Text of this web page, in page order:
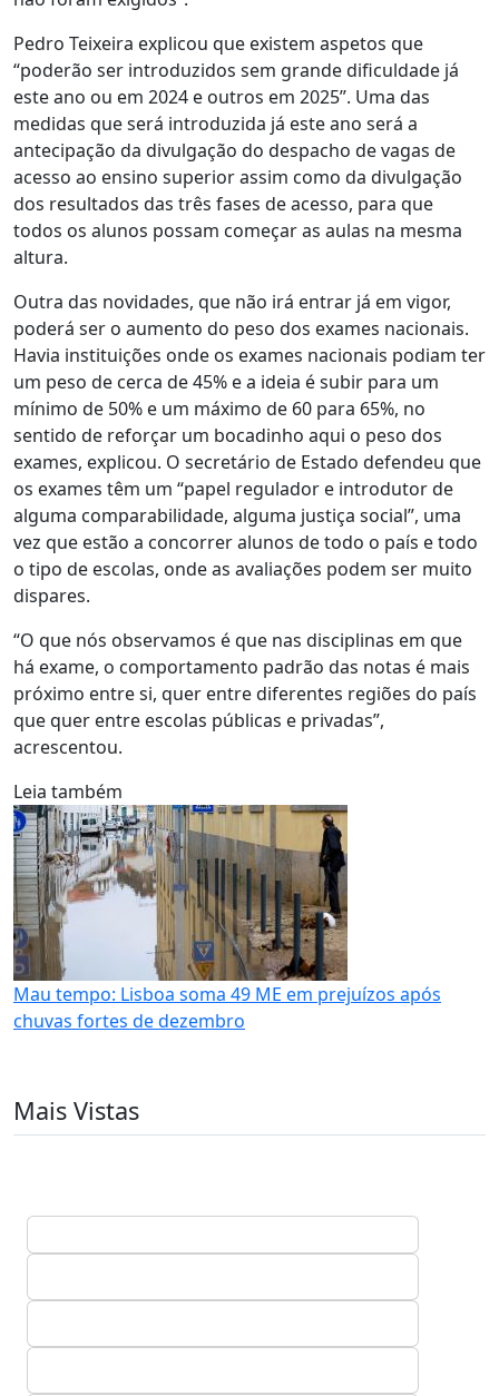
Pedro Teixeira explicou que existem aspetos que
“poderão ser introduzidos sem grande dificuldade já
este ano ou em 2024 e outros em 2025”. Uma das
medidas que será introduzida já este ano será a
antecipação da divulgação do despacho de vagas de
acesso ao ensino superior assim como da divulgação
dos resultados das três fases de acesso, para que
todos os alunos possam começar as aulas na mesma
altura.
Outra das novidades, que não irá entrar já em vigor,
poderá ser o aumento do peso dos exames nacionais.
Havia instituições onde os exames nacionais podiam ter
um peso de cerca de 45% e a ideia é subir para um
mínimo de 50% e um máximo de 60 para 65%, no
sentido de reforçar um bocadinho aqui o peso dos
exames, explicou. O secretário de Estado defendeu que
os exames têm um “papel regulador e introdutor de
alguma comparabilidade, alguma justiça social”, uma
vez que estão a concorrer alunos de todo o país e todo
o tipo de escolas, onde as avaliações podem ser muito
dispares.
“O que nós observamos é que nas disciplinas em que
há exame, o comportamento padrão das notas é mais
próximo entre si, quer entre diferentes regiões do país
que quer entre escolas públicas e privadas”,
acrescentou.
Leia também
Mau tempo: Lisboa soma 49 ME em prejuízos após
chuvas fortes de dezembro
Mais Vistas